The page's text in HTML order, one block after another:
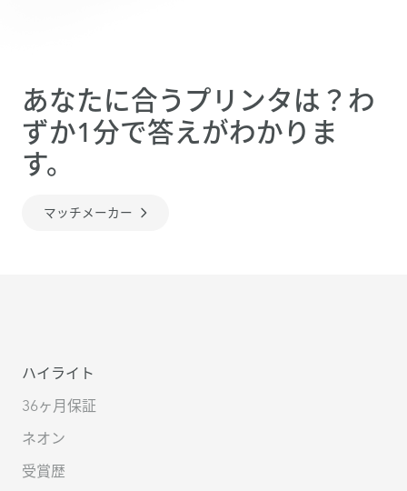
あなたに合うプリンタは？わ
ずか1分で答えがわかりま
す。
マッチメーカー
ハイライト
36ヶ月保証
ネオン
受賞歴